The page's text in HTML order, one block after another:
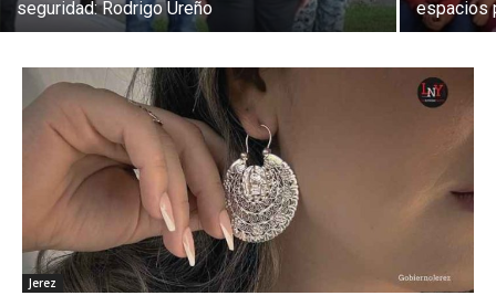
seguridad: Rodrigo Ureño
espacios
Jerez